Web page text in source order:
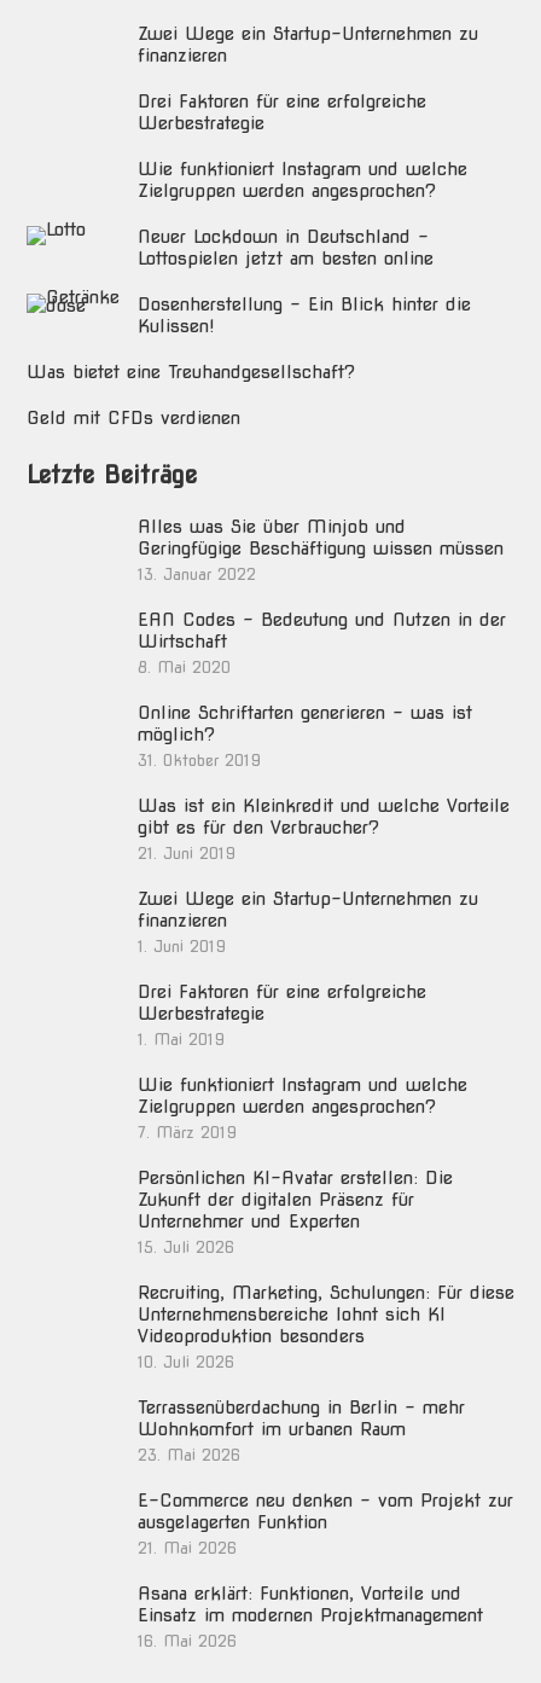
Zwei Wege ein Startup-Unternehmen zu
finanzieren
Drei Faktoren für eine erfolgreiche
Werbestrategie
Wie funktioniert Instagram und welche
Zielgruppen werden angesprochen?
Neuer Lockdown in Deutschland –
Lottospielen jetzt am besten online
Dosenherstellung – Ein Blick hinter die
Kulissen!
Was bietet eine Treuhandgesellschaft?
Geld mit CFDs verdienen
Letzte Beiträge
Alles was Sie über Minjob und
Geringfügige Beschäftigung wissen müssen
13. Januar 2022
EAN Codes – Bedeutung und Nutzen in der
Wirtschaft
8. Mai 2020
Online Schriftarten generieren – was ist
möglich?
31. Oktober 2019
Was ist ein Kleinkredit und welche Vorteile
gibt es für den Verbraucher?
21. Juni 2019
Zwei Wege ein Startup-Unternehmen zu
finanzieren
1. Juni 2019
Drei Faktoren für eine erfolgreiche
Werbestrategie
1. Mai 2019
Wie funktioniert Instagram und welche
Zielgruppen werden angesprochen?
7. März 2019
Persönlichen KI-Avatar erstellen: Die
Zukunft der digitalen Präsenz für
Unternehmer und Experten
15. Juli 2026
Recruiting, Marketing, Schulungen: Für diese
Unternehmensbereiche lohnt sich KI
Videoproduktion besonders
10. Juli 2026
Terrassenüberdachung in Berlin – mehr
Wohnkomfort im urbanen Raum
23. Mai 2026
E-Commerce neu denken – vom Projekt zur
ausgelagerten Funktion
21. Mai 2026
Asana erklärt: Funktionen, Vorteile und
Einsatz im modernen Projektmanagement
16. Mai 2026